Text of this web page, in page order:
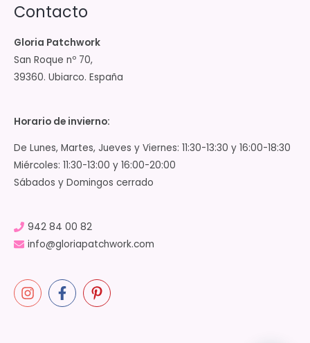
Contacto
Gloria Patchwork
San Roque nº 70,
39360. Ubiarco. España
Horario de invierno:
De Lunes, Martes, Jueves y Viernes: 11:30-13:30 y 16:00-18:30
Miércoles: 11:30-13:00 y 16:00-20:00
Sábados y Domingos cerrado
942 84 00 82
info@gloriapatchwork.com